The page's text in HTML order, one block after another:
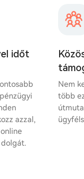
időt
azzal,
Nem
több